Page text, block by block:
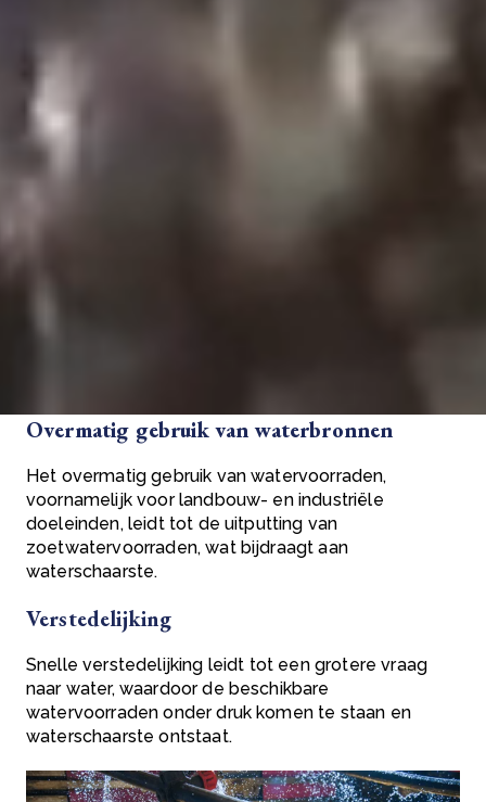
water als gevolg van natuurlijke of door de mens
veroorzaakte oorzaken.
Oorzaken van waterschaarste
Overmatig gebruik van waterbronnen
Het overmatig gebruik van watervoorraden,
voornamelijk voor landbouw- en industriële
doeleinden, leidt tot de uitputting van
zoetwatervoorraden, wat bijdraagt aan
waterschaarste.
Verstedelijking
Snelle verstedelijking leidt tot een grotere vraag
naar water, waardoor de beschikbare
watervoorraden onder druk komen te staan en
waterschaarste ontstaat.